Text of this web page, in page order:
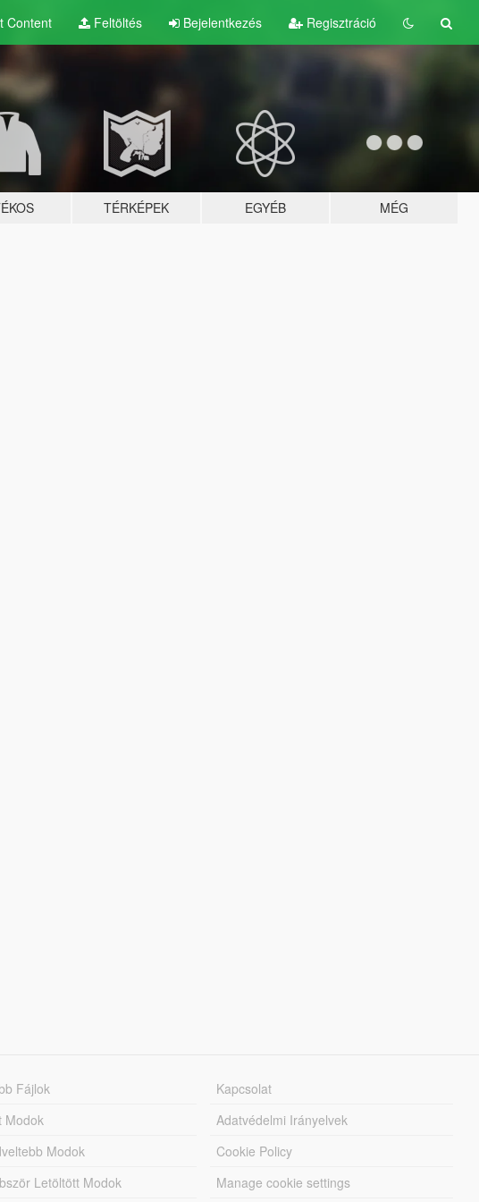
Content Feltöltés Bejelentkezés Regisztráció
TÉRKÉPEK EGYÉB MÉG
Fájlok
Modok
Modok
Letöltött Modok
Kapcsolat
Adatvédelmi Irányelvek
Cookie Policy
Manage cookie settings